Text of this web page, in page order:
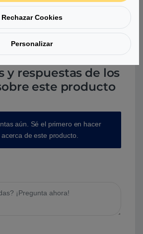
y respuestas de los
este producto
aún. Sé el primero en hacer
de este producto.
Rechazar Cookies
Personalizar